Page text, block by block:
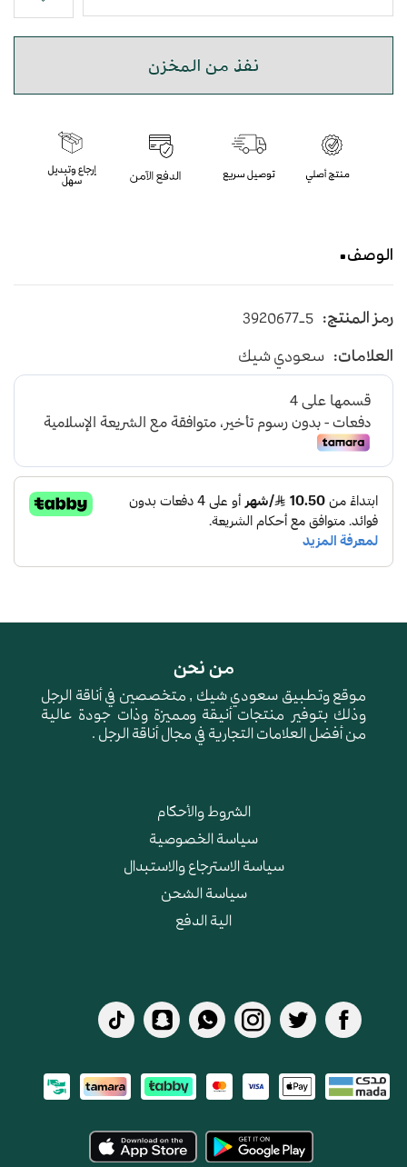
نفذ من المخزن
الوصف
بحجر الاونكس البيضاوي باللون الاسود بتصميم مميز
رمز المنتج: 3920677-5
العلامات: سعودي شيك
من نحن
موقع وتطبيق سعودي شيك , متخصصين في أناقة الرجل
وذلك بتوفير منتجات أنيقة ومميزة وذات جودة عالية
من أفضل العلامات التجارية في مجال أناقة الرجل .
الشروط والأحكام
سياسة الخصوصية
سياسة الاسترجاع والاستبدال
سياسة الشحن
الية الدفع